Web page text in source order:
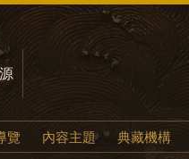
覽 內容主題 典藏機構